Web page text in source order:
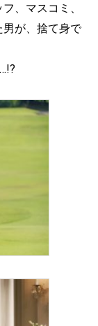
、マスコミ、
が、捨て身で